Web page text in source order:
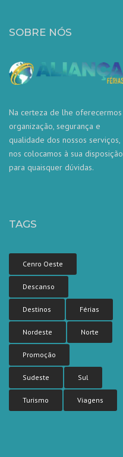
SOBRE NÓS
Na certeza de lhe oferecermos
organização, segurança e
qualidade dos nossos serviços,
nos colocamos à sua disposição
para quaisquer dúvidas.
TAGS
Cenro Oeste
Descanso
Destinos Férias
Nordeste Norte
Promoção
Sudeste Sul
Turismo Viagens